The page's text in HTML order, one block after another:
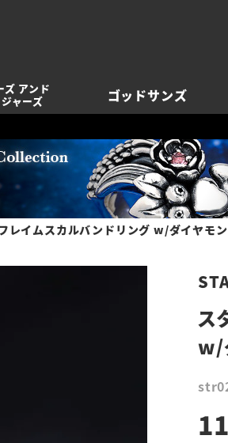
ズ アンド
ャーズ
ゴッドサンズ
レイムスカルバンドリング w/ダイヤモ
ス
w/